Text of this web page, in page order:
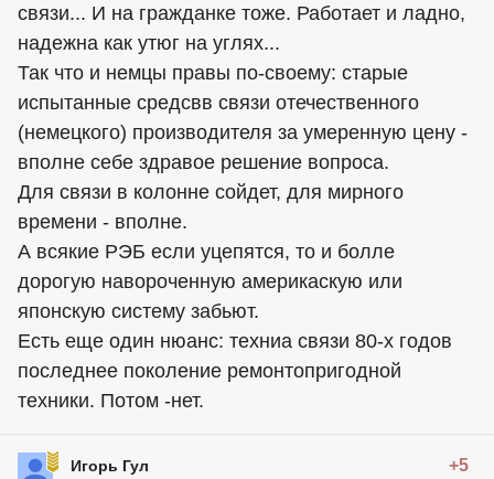
связи... И на гражданке тоже. Работает и ладно,
надежна как утюг на углях...
Так что и немцы правы по-своему: старые
испытанные средсвв связи отечественного
(немецкого) производителя за умеренную цену -
вполне себе здравое решение вопроса.
Для связи в колонне сойдет, для мирного
времени - вполне.
А всякие РЭБ если уцепятся, то и болле
дорогую навороченную америкаскую или
японскую систему забьют.
Есть еще один нюанс: техниа связи 80-х годов
последнее поколение ремонтопригодной
техники. Потом -нет.
Игорь Гул +5